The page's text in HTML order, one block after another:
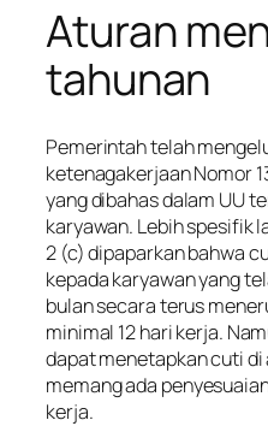
Aturan
tahunan
Pemerintah telah
ketenagakerjaan Nomor
yang dibahas dalam UU
karyawan. Lebih spesifik
2 (c) dipaparkan bahwa
kepada karyawan yang
bulan secara terus
minimal 12 hari kerja.
dapat menetapkan cuti
memang ada
kerja.